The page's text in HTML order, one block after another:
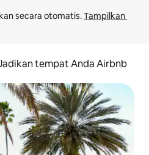
secara otomatis. Tampilkan
tempat Anda Airbnb